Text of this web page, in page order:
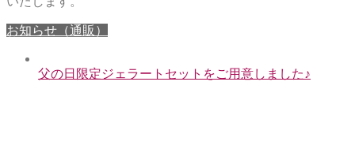
お知らせ（通販）
父の日限定ジェラートセットをご用意しました♪